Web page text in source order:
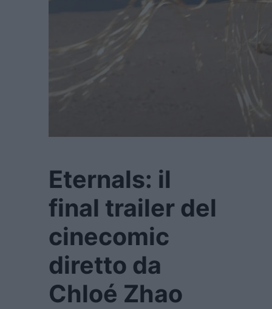
Eternals: il
final trailer del
cinecomic
diretto da
Chloé Zhao